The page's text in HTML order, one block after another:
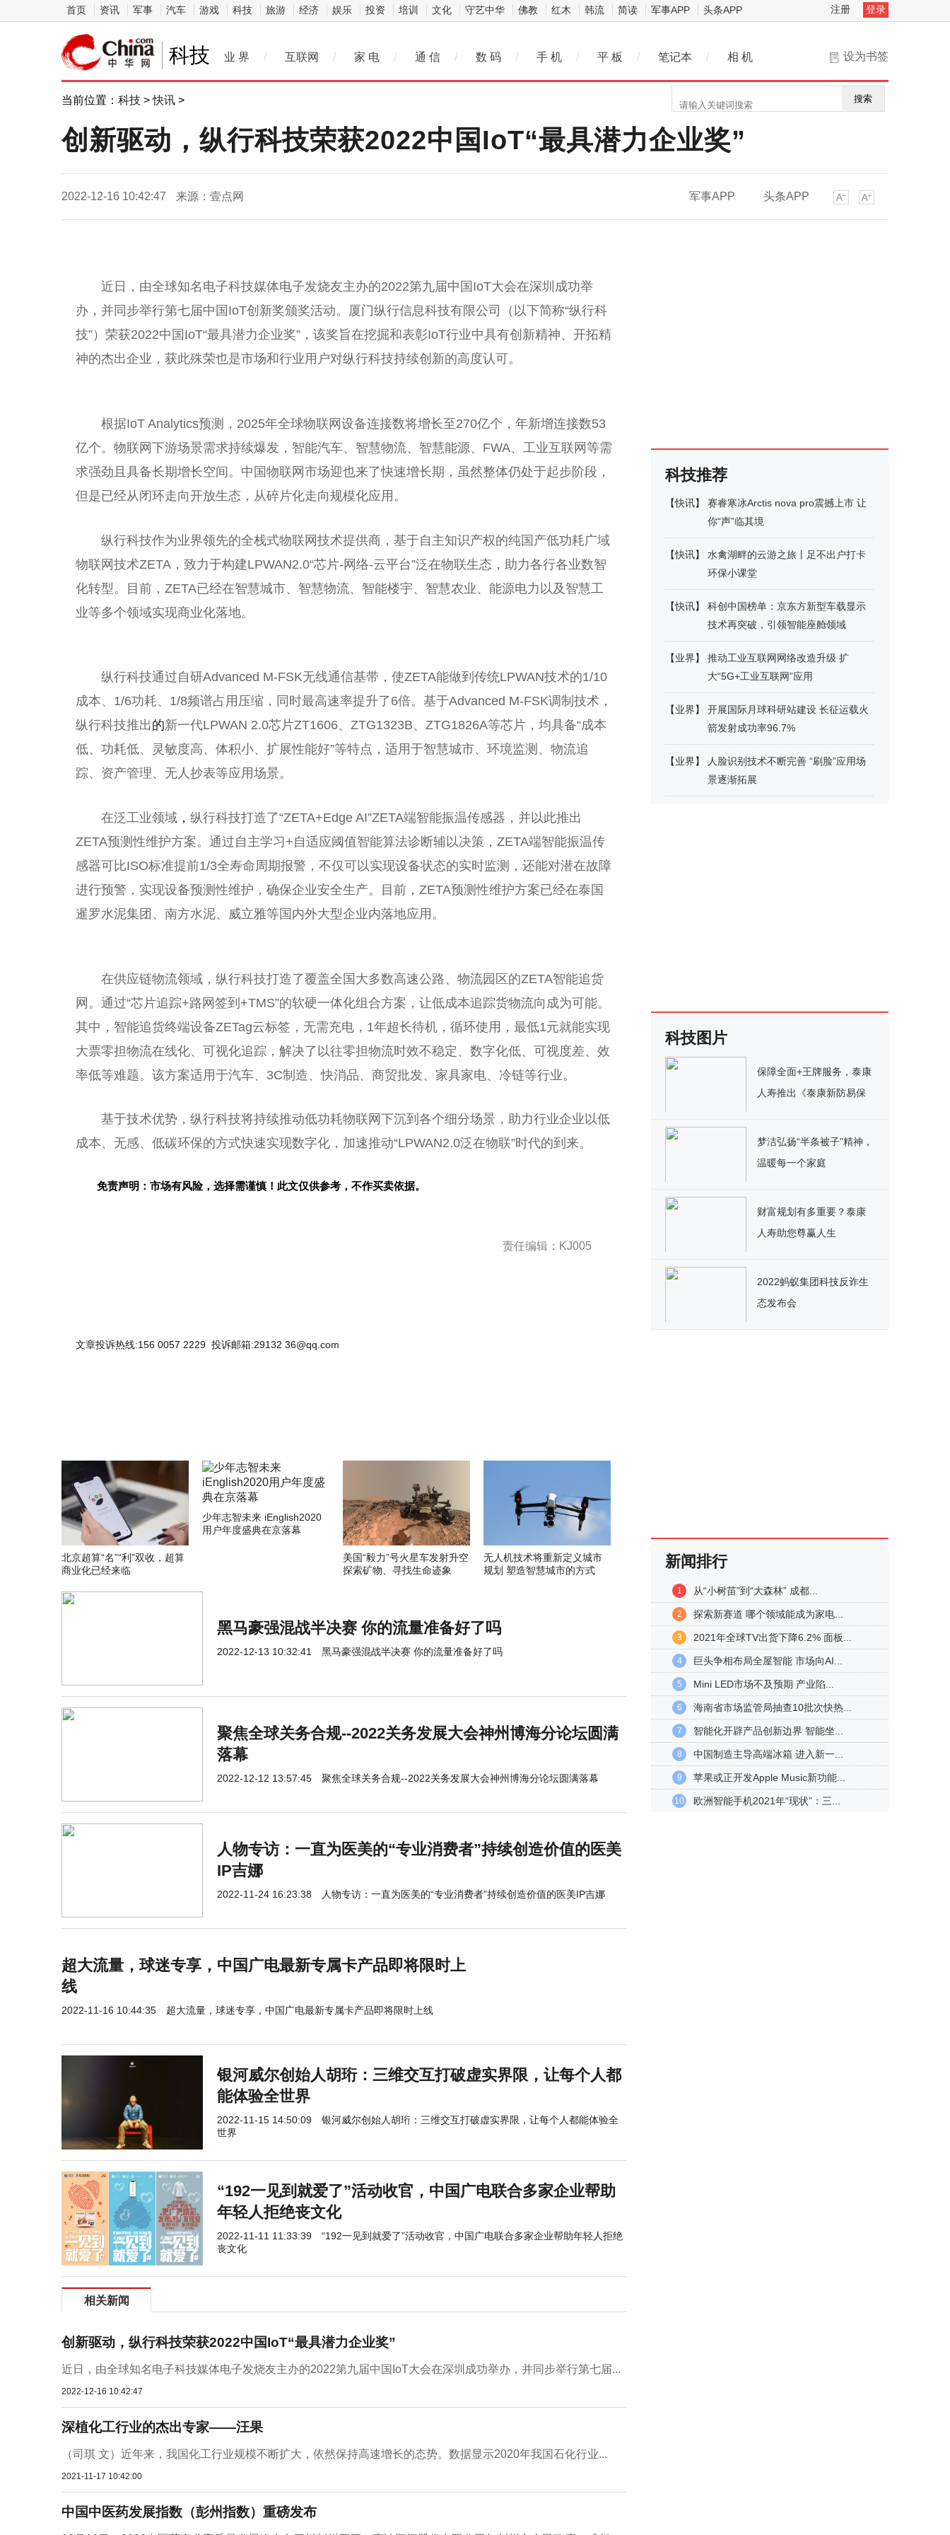
首页 资讯 军事 汽车 游戏 科技 旅游 经济 娱乐 投资 培训 文化 守艺中华 佛教 红木 韩流 简读 军事APP 头条APP 注册 登录
科技 设为书签
业 界 / 互联网 / 家 电 / 通 信 / 数 码 / 手 机 / 平 板 / 笔记本 / 相 机
当前位置： 科技 >快讯 > 搜索
创新驱动，纵行科技荣获2022中国IoT“最具潜力企业奖”
2022-12-16 10:42:47 来源：壹点网 军事APP 头条APP
近 日，由全球知名电子科技媒体电子发烧友主办的2022第九届中国 IoT大会在深圳成功举
办，并同步举行第七届中国 IoT创新奖颁奖活动。厦门纵行信息科技有限公司（以下简称“纵行科
技”）荣获2022中国 IoT“最具潜力企业奖”，该奖旨在挖掘和表彰IoT行业中具有创新精神、开拓精
神的杰出企业，获此殊荣也是市场和行业用户对纵行科技持续创新的高度认可。
根据IoT Analytics预测，2025年全球物联网设备连接数将增长至270亿个，年新增连接数53
亿个。物联网下游场景需求持续爆发，智能汽车、智慧物流、智慧能源、FWA、工业互联网等需
求强劲且具备长期增长空间。 中国物联网市场迎也来了快速增长期，虽然整体仍处于起步阶段，
但是已经从闭环走向开放生态，从碎片化走向规模化应用。
纵行科技作为业界领先的全栈式物联网技术提供商，基于自主知识产权的纯国产低功耗广域
物联网技术ZETA，致力于构建LPWAN2.0“芯片-网络-云平台”泛在物联生态，助力各行各业数智
化转型。目前，ZETA已经在智慧城市、智慧物流、智能楼宇、智慧农业、能源电力以及智慧工
业等多个领域实现商业化落地。
纵行科技通过自研Advanced M-FSK无线通信基带，使ZETA能做到传统LPWAN技术的1/10
成本、1/6功耗、1/8频谱占用压缩，同时最高速率提升了6倍。基于Advanced M-FSK调制技术，
纵行科技推出的新一代LPWAN 2.0芯片ZT1606、ZTG1323B、ZTG1826A等芯片，均具备“成本
低、功耗低、灵敏度高、体积小、扩展性能好”等特点，适用于智慧城市、环境监测、物流追
踪、 资产管理、无人抄表等应用场景。
在泛工业领域 ， 纵行科技打造了“ZETA+Edge AI”ZETA端智能振温传感器，并以此推出
ZETA预测性维护方案。通过自主学习 +自适应阈值智能算法诊断辅以决策，ZETA端智能振温传
感器可比ISO标准提前1/3全寿命周期报警，不仅可以实现设备状态的实时监测，还能对潜在故障
进行预警，实现设备预测性维护，确保企业安全生产。目前，ZETA预测性维护方案已经在泰国
暹罗水泥集团、南方水泥、威立雅等国内外大型企业内落地应用。
在供应链物流领域，纵行科技打造了覆盖全国大多数高速公路、物流园区的ZETA智能追货
网。通过“芯片追踪+路网签到+TMS”的软硬一体化组合方案，让低成本追踪货物流向成为可能。
其中，智能追货终端设备ZETag云标签，无需充电，1年超长待机，循环使用，最低1元就能实现
大票零担物流在线化、可视化追踪，解决了以往零担物流时效不稳定、数字化低、可视度差、效
率低等难题。该方案适用于汽车、3C制造、快消品、商贸批发、家具家电、冷链等行业。
基于技术优势，纵行科技将持续推动低功耗物联网下沉到各个细分场景，助力行业企业以低
成本、无感、低碳环保的方式快速实现数字化，加速推动“LPWAN2.0泛在物联”时代的到来。
免责声明：市场有风险，选择需谨慎！此文仅供参考，不作买卖依据。
责任编辑：KJ005
文章投诉热线:156 0057 2229 投诉邮箱:29132 36@qq.com
北京超算“名”“利”双收，超算
商业化已经来临
少年志智未来 iEnglish2020
用户年度盛典在京落幕
美国“毅力”号火星车发射升空
探索矿物、寻找生命迹象
无人机技术将重新定义城市
规划 塑造智慧城市的方式
黑马豪强混战半决赛 你的流量准备好了吗
2022-12-13 10:32:41 黑马豪强混战半决赛 你的流量准备好了吗
聚焦全球关务合规--2022关务发展大会神州博海分论坛圆满
落幕
2022-12-12 13:57:45 聚焦全球关务合规--2022关务发展大会神州博海分论坛圆满落幕
人物专访：一直为医美的“专业消费者”持续创造价值的医美
IP吉娜
2022-11-24 16:23:38 人物专访：一直为医美的“专业消费者”持续创造价值的医美IP吉娜
超大流量，球迷专享，中国广电最新专属卡产品即将限时上
线
2022-11-16 10:44:35 超大流量，球迷专享，中国广电最新专属卡产品即将限时上线
银河威尔创始人胡珩：三维交互打破虚实界限，让每个人都
能体验全世界
2022-11-15 14:50:09
银河威尔创始人胡珩：三维交互打破虚实界限，让每个人都能体验全
世界
“192一见到就爱了”活动收官，中国广电联合多家企业帮助
年轻人拒绝丧文化
2022-11-11 11:33:39
“192一见到就爱了”活动收官，中国广电联合多家企业帮助年轻人拒绝
丧文化
相关新闻
创新驱动，纵行科技荣获2022中国IoT“最具潜力企业奖”
近日，由全球知名电子科技媒体电子发烧友主办的2022第九届中国IoT大会在深圳成功举办，并同步举行第七届...
2022-12-16 10:42:47
深植化工行业的杰出专家——汪果
（司琪 文）近年来，我国化工行业规模不断扩大，依然保持高速增长的态势。数据显示2020年我国石化行业...
2021-11-17 10:42:00
中国中医药发展指数（彭州指数）重磅发布
科技推荐
【快讯】
赛睿寒冰Arctis nova pro震撼上市 让
你“声”临其境
【快讯】
水禽湖畔的云游之旅丨足不出户打卡
环保小课堂
【快讯】
科创中国榜单：京东方新型车载显示
技术再突破，引领智能座舱领域
【业界】
推动工业互联网网络改造升级 扩
大“5G+工业互联网”应用
【业界】
开展国际月球科研站建设 长征运载火
箭发射成功率96.7%
【业界】
人脸识别技术不断完善 “刷脸”应用场
景逐渐拓展
科技图片
保障全面+王牌服务，泰康
人寿推出《泰康新防易保
梦洁弘扬“半条被子”精神，
温暖每一个家庭
财富规划有多重要？泰康
人寿助您尊赢人生
2022蚂蚁集团科技反诈生
态发布会
新闻排行
1 从“小树苗”到“大森林” 成都...
2 探索新赛道 哪个领域能成为家电...
3 2021年全球TV出货下降6.2% 面板...
4 巨头争相布局全屋智能 市场向AI...
5 Mini LED市场不及预期 产业陷...
6 海南省市场监管局抽查10批次快热...
7 智能化开辟产品创新边界 智能坐...
8 中国制造主导高端冰箱 进入新一...
9 苹果或正开发Apple Music新功能...
10 欧洲智能手机2021年“现状”：三...